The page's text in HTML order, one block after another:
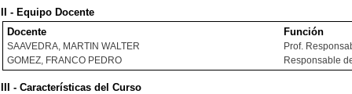
II - Equipo Docente
Docente
Función
SAAVEDRA, MARTIN WALTER
Prof.
GOMEZ, FRANCO PEDRO
Responsable
III - Características del Curso